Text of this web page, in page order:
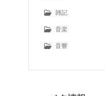
雑記
音楽
音響